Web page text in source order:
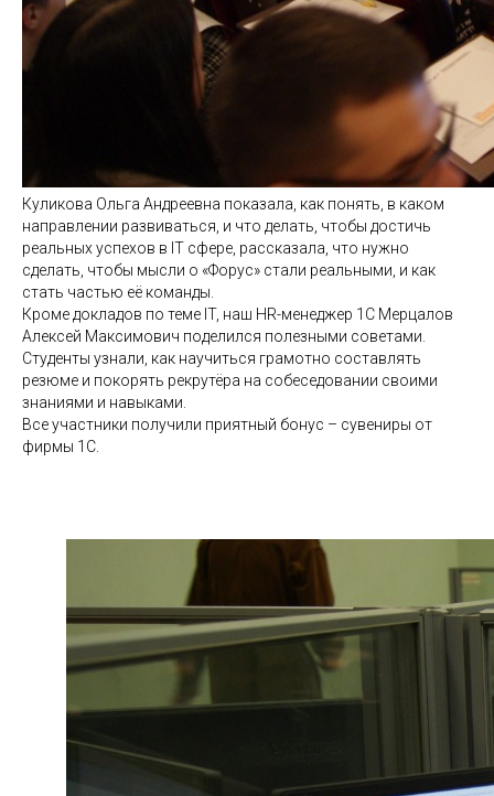
Куликова Ольга Андреевна показала, как понять, в каком
направлении развиваться, и что делать, чтобы достичь
реальных успехов в IT сфере, рассказала, что нужно
сделать, чтобы мысли о «Форус» стали реальными, и как
стать частью её команды.
Кроме докладов по теме IT, наш HR-менеджер 1С Мерцалов
Алексей Максимович поделился полезными советами.
Студенты узнали, как научиться грамотно составлять
резюме и покорять рекрутёра на собеседовании своими
знаниями и навыками.
Все участники получили приятный бонус – сувениры от
фирмы 1С.